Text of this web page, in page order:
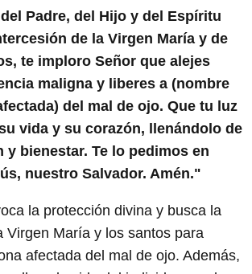
Padre, del Hijo y del Espíritu
de la Virgen María y de
te imploro Señor que alejes
maligna y liberes a (nombre
del mal de ojo. Que tu luz
vida y su corazón, llenándolo de
y bienestar. Te lo pedimos en
nuestro Salvador. Amén."
la protección divina y busca la
Virgen María y los santos para
afectada del mal de ojo. Además,